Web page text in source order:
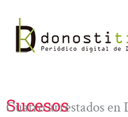
contenido
Sucesos
Cuatro arrestados en